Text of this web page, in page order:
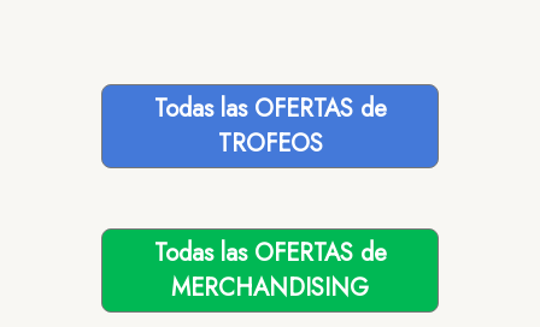
Todas las OFERTAS de
TROFEOS
Todas las OFERTAS de
MERCHANDISING